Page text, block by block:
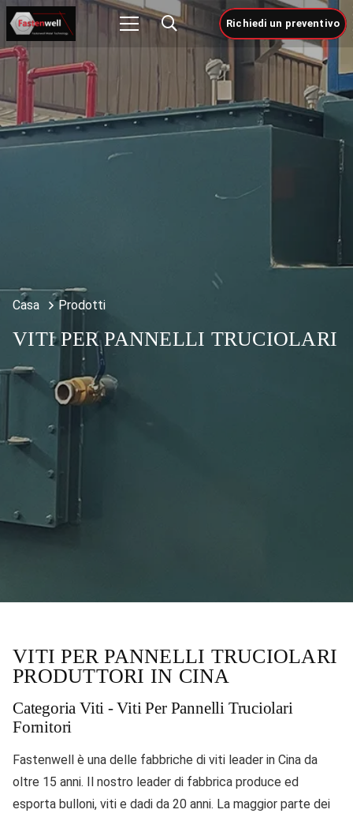
Richiedi un preventivo
Casa Prodotti
VITI PER PANNELLI TRUCIOLARI
VITI PER PANNELLI TRUCIOLARI
PRODUTTORI IN CINA
Categoria Viti - Viti Per Pannelli Truciolari
Fornitori
Fastenwell è una delle fabbriche di viti leader in Cina da
oltre 15 anni. Il nostro leader di fabbrica produce ed
esporta bulloni, viti e dadi da 20 anni. La maggior parte dei